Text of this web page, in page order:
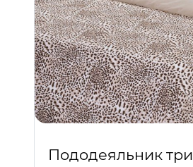
Пододеяльник